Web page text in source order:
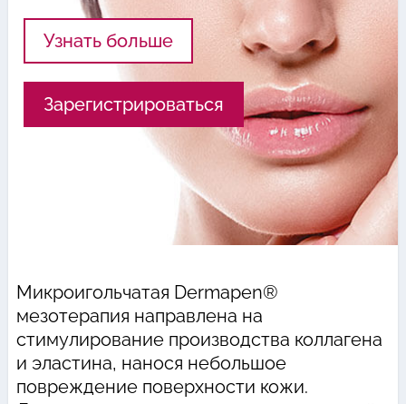
Узнать больше
Зарегистрироваться
Микроигольчатая Dermapen®
мезотерапия направлена ​​на
стимулирование производства коллагена
и эластина, нанося небольшое
повреждение поверхности кожи.